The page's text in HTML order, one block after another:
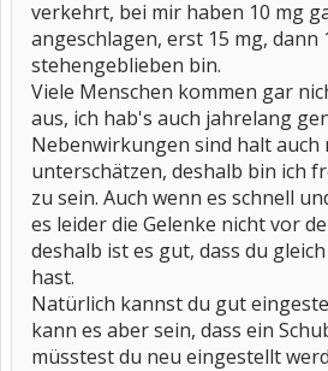
verkehrt, bei mir haben 10 mg
angeschlagen, erst 15 mg, dann
stehengeblieben bin.
Viele Menschen kommen gar
aus, ich hab's auch jahrelang
Nebenwirkungen sind halt auch
unterschätzen, deshalb bin ich
zu sein. Auch wenn es schnell
es leider die Gelenke nicht vor
deshalb ist es gut, dass du
hast.
Natürlich kannst du gut
kann es aber sein, dass ein
müsstest du neu eingestellt